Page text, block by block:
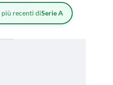
recenti diSerie A